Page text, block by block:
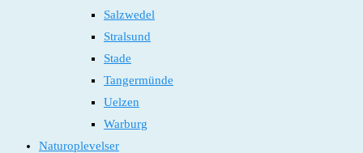
Salzwedel
Stralsund
Stade
Tangermünde
Uelzen
Warburg
Naturoplevelser